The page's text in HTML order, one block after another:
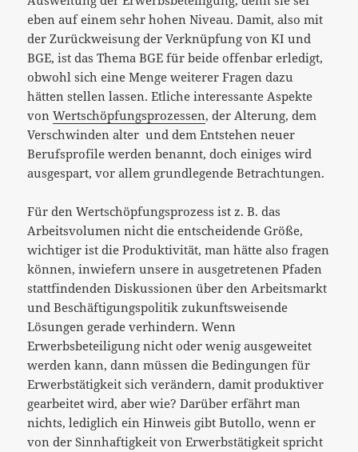
eben auf einem sehr hohen Niveau. Damit, also mit
der Zurückweisung der Verknüpfung von KI und
BGE, ist das Thema BGE für beide offenbar erledigt,
obwohl sich eine Menge weiterer Fragen dazu
hätten stellen lassen. Etliche interessante Aspekte
vonWertschöpfungsprozessen, der Alterung, dem
Verschwinden alter und dem Entstehen neuer
Berufsprofile werden benannt, doch einiges wird
ausgespart, vor allem grundlegende Betrachtungen.
Für den Wertschöpfungsprozess ist z. B. das
Arbeitsvolumen nicht die entscheidende Größe,
wichtiger ist die Produktivität, man hätte also fragen
können, inwiefern unsere in ausgetretenen Pfaden
stattfindenden Diskussionen über den Arbeitsmarkt
und Beschäftigungspolitik zukunftsweisende
Lösungen gerade verhindern. Wenn
Erwerbsbeteiligung nicht oder wenig ausgeweitet
werden kann, dann müssen die Bedingungen für
Erwerbstätigkeit sich verändern, damit produktiver
gearbeitet wird, aber wie? Darüber erfährt man
nichts, lediglich ein Hinweis gibt Butollo, wenn er
von der Sinnhaftigkeit von Erwerbstätigkeit spricht